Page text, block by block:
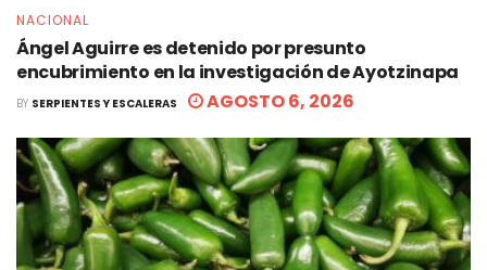
NACIONAL
Ángel Aguirre es detenido por presunto
encubrimiento en la investigación de Ayotzinapa
BY SERPIENTES Y ESCALERAS AGOSTO 6, 2026